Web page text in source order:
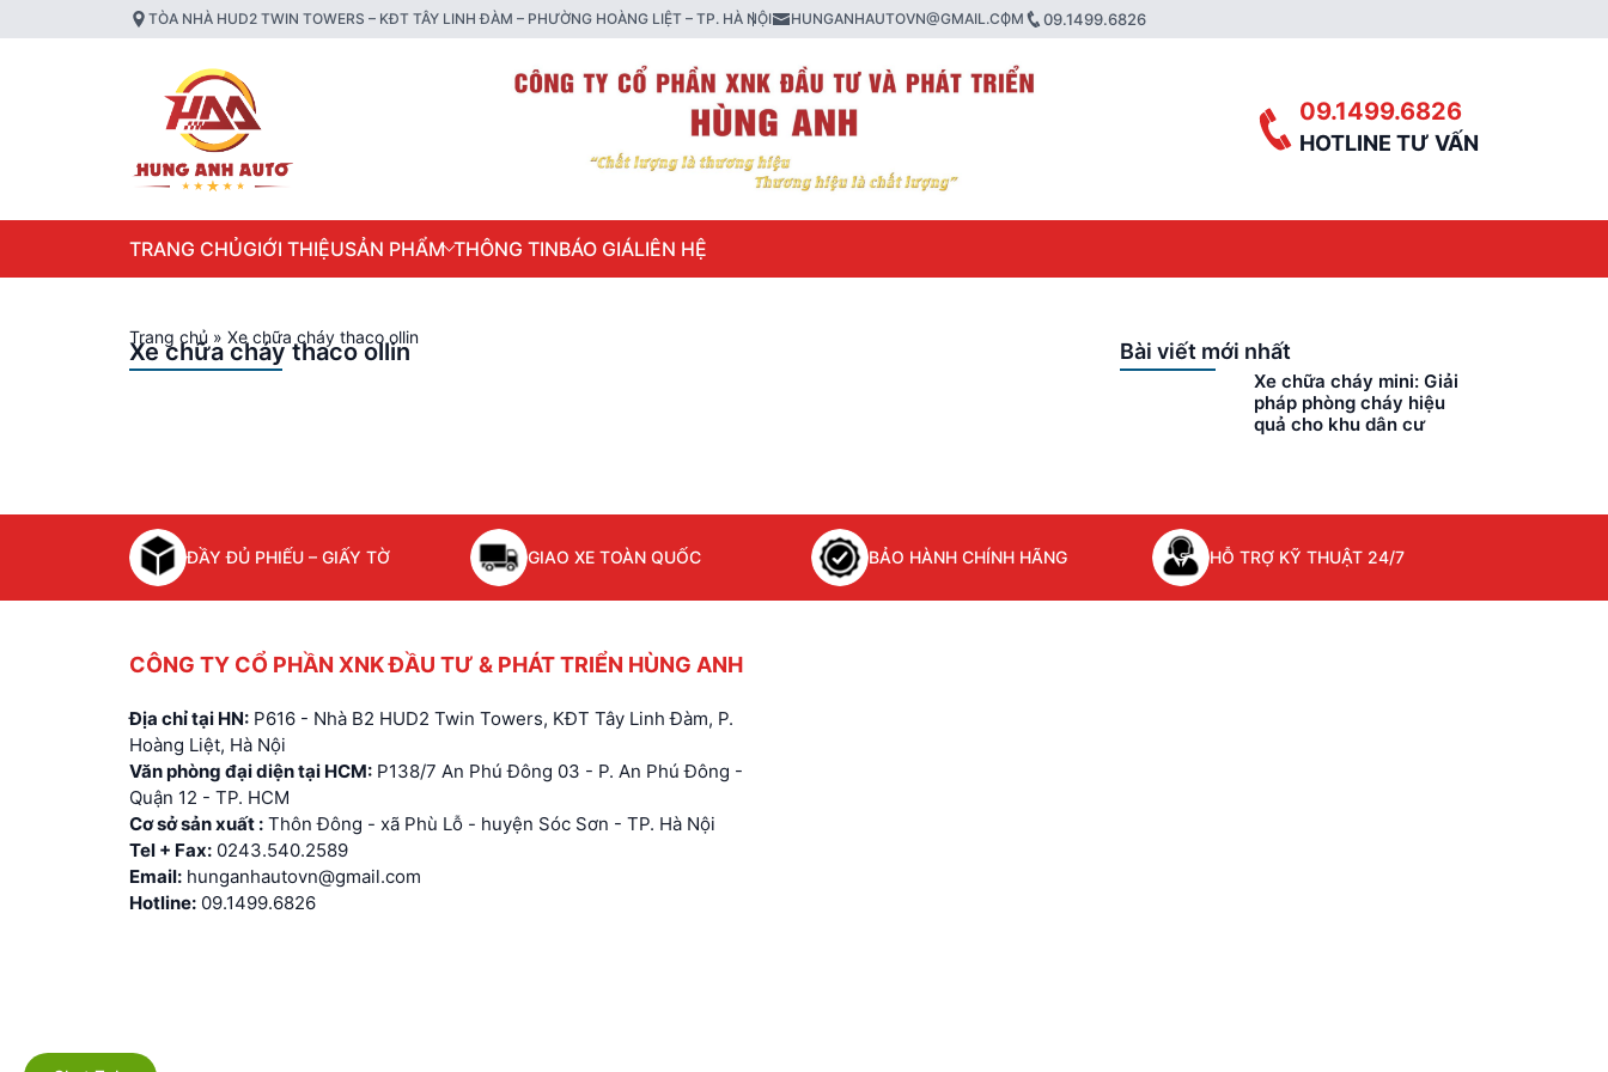
TÒA NHÀ HUD2 TWIN TOWERS – KĐT TÂY LINH ĐÀM – PHƯỜNG HOÀNG LIỆT – TP. HÀ NỘI HUNGANHAUTOVN@GMAIL.COM 09.1499.6826
09.1499.6826
HOTLINE TƯ VẤN
TRANG CHỦGIỚI THIỆUSẢN PHẨM THÔNG TINBÁO GIÁLIÊN HỆ
Trang chủ » Xe chữa cháy thaco ollin
Xe chữa cháy thaco ollin Bài viết mới nhất
Xe chữa cháy mini: Giải
pháp phòng cháy hiệu
quả cho khu dân cư
ĐẦY ĐỦ PHIẾU – GIẤY TỜ GIAO XE TOÀN QUỐC BẢO HÀNH CHÍNH HÃNG HỖ TRỢ KỸ THUẬT 24/7
CÔNG TY CỔ PHẦN XNK ĐẦU TƯ & PHÁT TRIỂN HÙNG ANH
Địa chỉ tại HN: P616 - Nhà B2 HUD2 Twin Towers, KĐT Tây Linh Đàm, P.
Hoàng Liệt, Hà Nội
Văn phòng đại diện tại HCM: P138/7 An Phú Đông 03 - P. An Phú Đông -
Quận 12 - TP. HCM
Cơ sở sản xuất : Thôn Đông - xã Phù Lỗ - huyện Sóc Sơn - TP. Hà Nội
Tel + Fax: 0243.540.2589
Email: hunganhautovn@gmail.com
Hotline: 09.1499.6826